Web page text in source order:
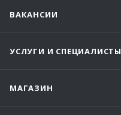
ВАКАНСИИ
УСЛУГИ И СПЕЦИАЛИСТЫ
МАГАЗИН